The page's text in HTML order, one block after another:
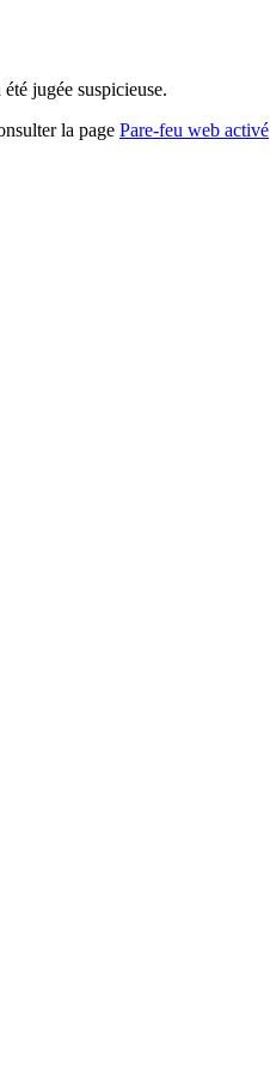
jugée suspicieuse.
la page Pare-feu web activé